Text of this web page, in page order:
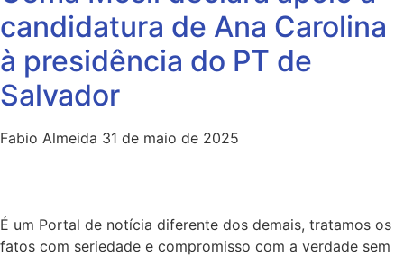
candidatura de Ana Carolina
à presidência do PT de
Salvador
Fabio Almeida 31 de maio de 2025
É um Portal de notícia diferente dos demais, tratamos os
fatos com seriedade e compromisso com a verdade sem